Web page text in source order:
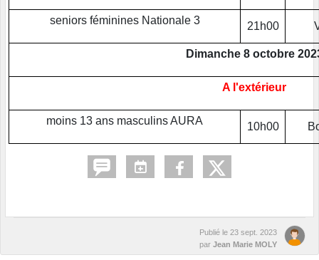
seniors féminines Nationale 3 21h00
Dimanche 8 octobre
A l'extérieur
moins 13 ans masculins AURA 10h00
Publié le 23 sept. 2023
par Jean Marie MOLY